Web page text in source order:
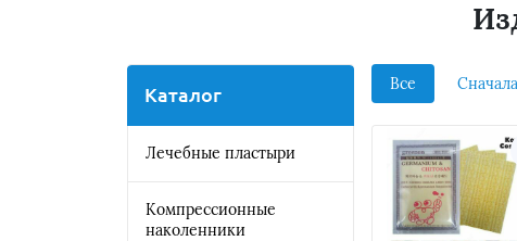
Каталог
Лечебные пластыри
Компрессионные
наколенники
Все